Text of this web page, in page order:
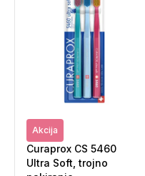
Akcija
Curaprox CS 5460
Ultra Soft, trojno